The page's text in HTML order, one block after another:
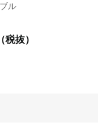
ル
税抜）